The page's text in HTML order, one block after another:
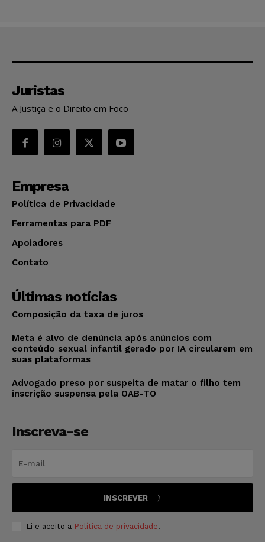
Juristas
A Justiça e o Direito em Foco
Empresa
Política de Privacidade
Ferramentas para PDF
Apoiadores
Contato
Últimas notícias
Composição da taxa de juros
Meta é alvo de denúncia após anúncios com
conteúdo sexual infantil gerado por IA circularem em
suas plataformas
Advogado preso por suspeita de matar o filho tem
inscrição suspensa pela OAB-TO
Inscreva-se
INSCREVER
Li e aceito a Política de privacidade.